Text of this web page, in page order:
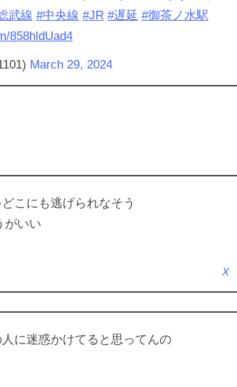
武線 #中央線 #JR #遅延 #御茶ノ水駅
858hldUad4
March 29, 2024
こにも逃げられなそう
がいい
X
に迷惑かけてると思ってんの